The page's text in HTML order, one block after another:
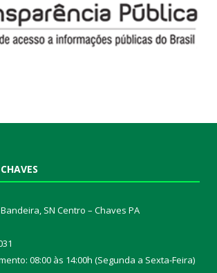
SN Centro – Chaves PA
08:00 às 14:00h (Segunda a Sexta-Feira)